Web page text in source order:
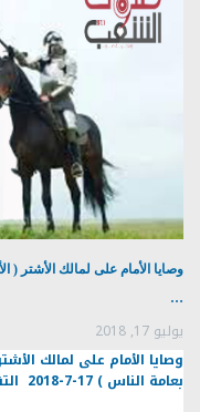
وصايا الأمام على لمالك الأشتر (
…
يوليو 17, 2018
وصايا الأمام على لمالك
بعامة الناس ) 17-7-2018 التقديم / أحمد…